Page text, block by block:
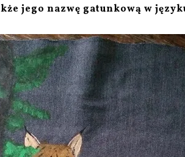
jego nazwę gatunkową w